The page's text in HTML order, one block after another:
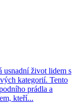
usnadní život lidem s
kategorií. Tento
prádla a
kteří...